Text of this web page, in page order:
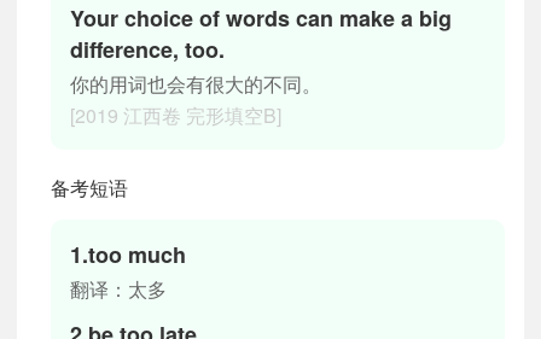
Your choice of words can make a big
difference, too.
你的用词也会有很大的不同。
[2019 江西卷 完形填空B]
备考短语
1.too much
翻译：太多